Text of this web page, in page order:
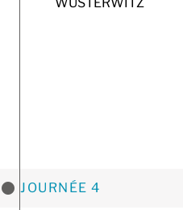
JOURNÉE 4